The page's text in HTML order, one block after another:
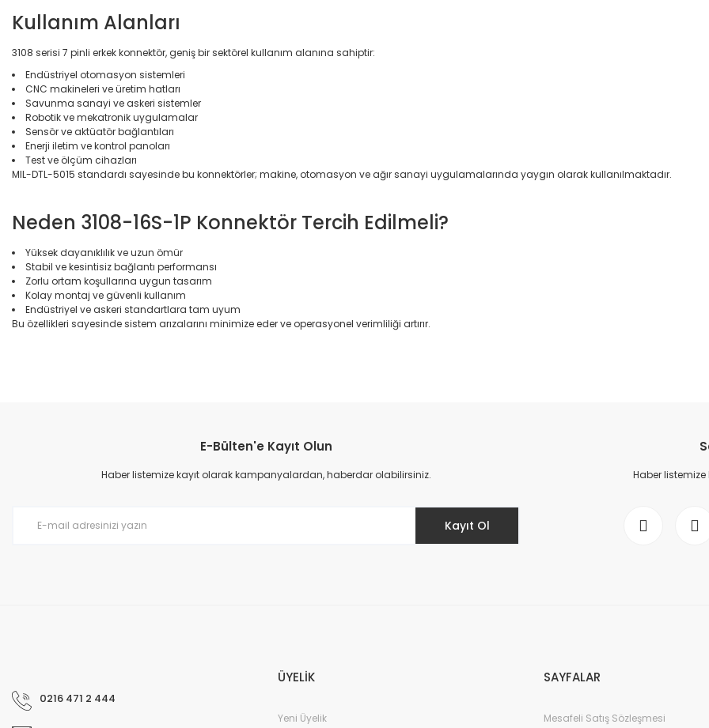
Kullanım Alanları
3108 serisi 7 pinli erkek konnektör, geniş bir sektörel kullanım alanına sahiptir:
Endüstriyel otomasyon sistemleri
CNC makineleri ve üretim hatları
Savunma sanayi ve askeri sistemler
Robotik ve mekatronik uygulamalar
Sensör ve aktüatör bağlantıları
Enerji iletim ve kontrol panoları
Test ve ölçüm cihazları
MIL-DTL-5015 standardı sayesinde bu konnektörler; makine, otomasyon ve ağır sanayi uygulamalarında yaygın olarak kullanılmaktadır.
Neden 3108-16S-1P Konnektör Tercih Edilmeli?
Yüksek dayanıklılık ve uzun ömür
Stabil ve kesintisiz bağlantı performansı
Zorlu ortam koşullarına uygun tasarım
Kolay montaj ve güvenli kullanım
Endüstriyel ve askeri standartlara tam uyum
Bu özellikleri sayesinde sistem arızalarını minimize eder ve operasyonel verimliliği artırır.
Ürün resmi kalitesiz, bozuk veya görüntülenemiyor.
Ürün açıklamasında eksik bilgiler bulunuyor.
E-Bülten'e Kayıt Olun
Haber listemize kayıt olarak kampanyalardan, haberdar olabilirsiniz.
Kayıt Ol
Haber
0216 471 2 444
ÜYELİK
Yeni Üyelik
SAYFALAR
Mesafeli Satış Sözleşmesi